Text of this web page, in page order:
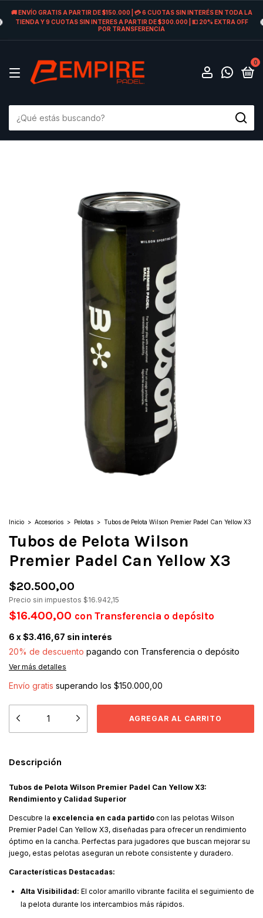
🚚 ENVÍO GRATIS A PARTIR DE $150.000 | 💳 6 CUOTAS SIN INTERÉS EN TODA LA
TIENDA Y 9 CUOTAS SIN INTERES A PARTIR DE $300.000 | 💵 20% EXTRA OFF
POR TRANSFERENCIA
0
Inicio > Accesorios > Pelotas > Tubos de Pelota Wilson Premier Padel Can Yellow X3
Tubos de Pelota Wilson
Premier Padel Can Yellow X3
$20.500,00
Precio sin impuestos $16.942,15
$16.400,00 con Transferencia o depósito
6 x$3.416,67 sin interés
20% de descuento pagando con Transferencia o depósito
Ver más detalles
Envío gratis superando los $150.000,00
Descripción
Tubos de Pelota Wilson Premier Padel Can Yellow X3:
Rendimiento y Calidad Superior
Descubre la excelencia en cada partido con las pelotas Wilson
Premier Padel Can Yellow X3, diseñadas para ofrecer un rendimiento
óptimo en la cancha. Perfectas para jugadores que buscan mejorar su
juego, estas pelotas aseguran un rebote consistente y duradero.
Características Destacadas:
Alta Visibilidad: El color amarillo vibrante facilita el seguimiento de
la pelota durante los intercambios más rápidos.